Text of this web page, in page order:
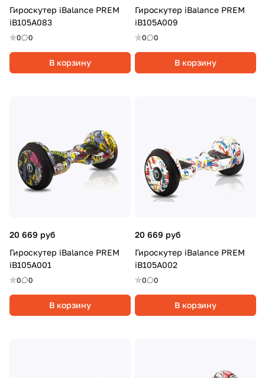
Гироскутер iBalance PREM
iB105A083
0 0
В корзину
Гироскутер iBalance PREM
iB105A009
0 0
В корзину
20 669 руб
Гироскутер iBalance PREM
iB105A001
0 0
В корзину
20 669 руб
Гироскутер iBalance PREM
iB105A002
0 0
В корзину